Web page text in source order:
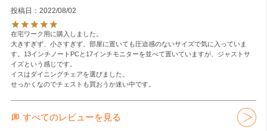
投稿日
2022/08/02
在宅ワーク用に購入しました。
大きすぎず、小さすぎず、部屋に置いても圧迫感のないサイズで気に入っていま
す。13インチノートPCと17インチモニターを並べて置いていますが、ジャストサ
イズという感じです。
イスはダイニングチェアを選びました。
せっかくなのでチェストも買おうか迷い中です。
すべてのレビューを見る